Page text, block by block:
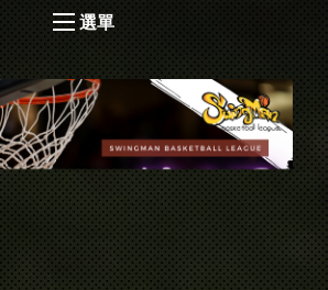
選單